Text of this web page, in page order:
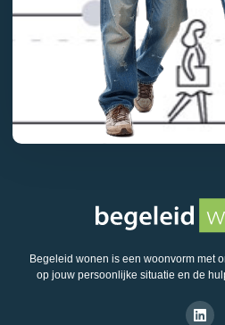
Begeleid wonen is een woonvorm met
op jouw persoonlijke situatie en de